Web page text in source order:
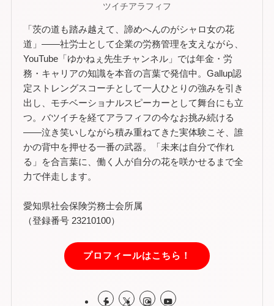
ツイチアラフィフ
「茨の道も踏み越えて、諦めへんのがシャロ女の花
道」——社労士として企業の労務管理を支えながら、
YouTube「ゆかねぇ先生チャンネル」では年金・労
務・キャリアの知識を本音の言葉で発信中。Gallup認
定ストレングスコーチとして一人ひとりの強みを引き
出し、モチベーショナルスピーカーとして舞台にも立
つ。バツイチを経てアラフィフの今なお挑み続ける
——泣き笑いしながら積み重ねてきた実体験こそ、誰
かの背中を押せる一番の武器。「未来は自分で作れ
る」を合言葉に、働く人が自分の花を咲かせるまで全
力で伴走します。
愛知県社会保険労務士会所属
（登録番号 23210100）
プロフィールはこちら！